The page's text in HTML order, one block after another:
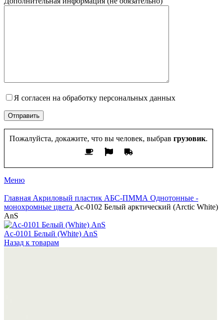
Я согласен на обработку персональных данных
Пожалуйста, докажите, что вы человек, выбрав грузовик.
Меню
Главная Акриловый пластик АБС-ПММА Однотонные -
монохромные цвета Ac-0102 Белый арктический (Arctic White)
AnS
Ac-0101 Белый (White) AnS
Назад к товарам